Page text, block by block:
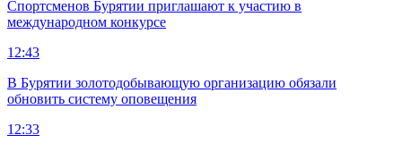
Спортсменов Бурятии приглашают к участию в
международном конкурсе
12:43
В Бурятии золотодобывающую организацию обязали
обновить систему оповещения
12:33